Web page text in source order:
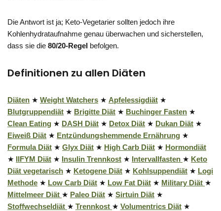
Die Antwort ist ja; Keto-Vegetarier sollten jedoch ihre
Kohlenhydrataufnahme genau überwachen und sicherstellen,
dass sie die 80/20-Regel befolgen.
Definitionen zu allen Diäten
Diäten ★ Weight Watchers ★ Apfelessigdiät ★
Blutgruppendiät ★ Brigitte Diät ★ Buchinger Fasten ★
Clean Eating ★ DASH Diät ★ Detox Diät ★ Dukan Diät ★
Eiweiß Diät ★ Entzündungshemmende Ernährung ★
Formula Diät ★ Glyx Diät ★ High Carb Diät ★ Hormondiät
★ IIFYM Diät ★ Insulin Trennkost ★ Intervallfasten ★ Keto
Diät vegetarisch ★ Ketogene Diät ★ Kohlsuppendiät ★ Logi
Methode ★ Low Carb Diät ★ Low Fat Diät ★ Military Diät ★
Mittelmeer Diät ★ Paleo Diät ★ Sirtuin Diät ★
Stoffwechseldiät ★ Trennkost ★ Volumentrics Diät ★